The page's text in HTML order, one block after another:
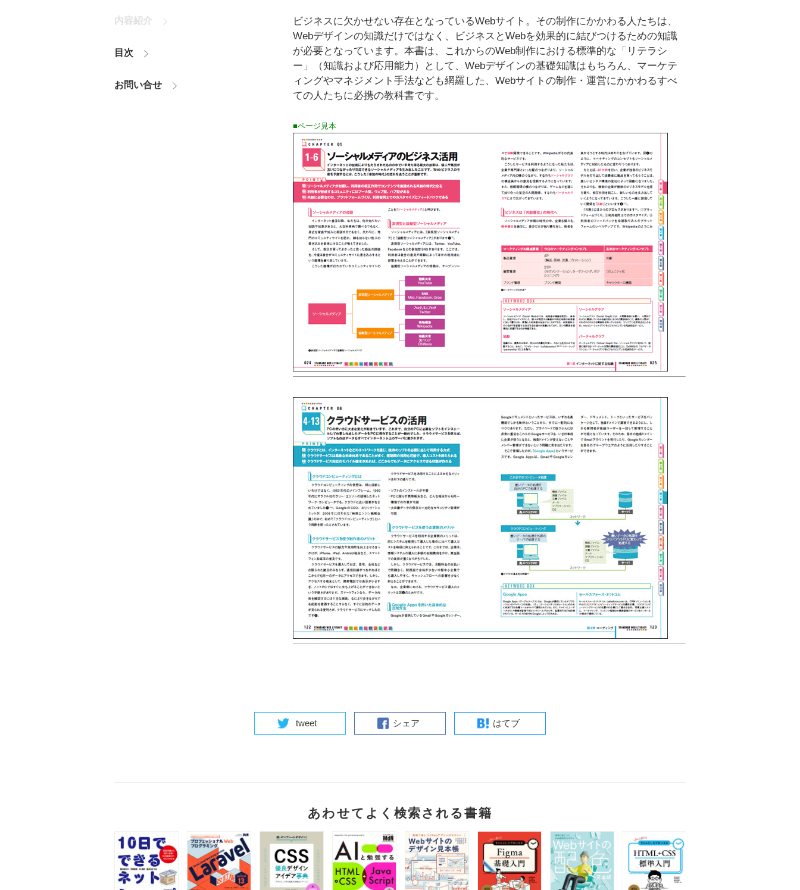
内容紹介
目次
お問い合せ
ビジネスに欠かせない存在となっているWebサイト。その制作にかかわる人たちは、
Webデザインの知識だけではなく、ビジネスとWebを効果的に結びつけるための知識
が必要となっています。本書は、これからのWeb制作における標準的な「リテラシ
ー」（知識および応用能力）として、Webデザインの基礎知識はもちろん、マーケテ
ィングやマネジメント手法なども網羅した、Webサイトの制作・運営にかかわるすべ
ての人たちに必携の教科書です。
■ページ見本
tweet シェア はてブ
あわせてよく検索される書籍